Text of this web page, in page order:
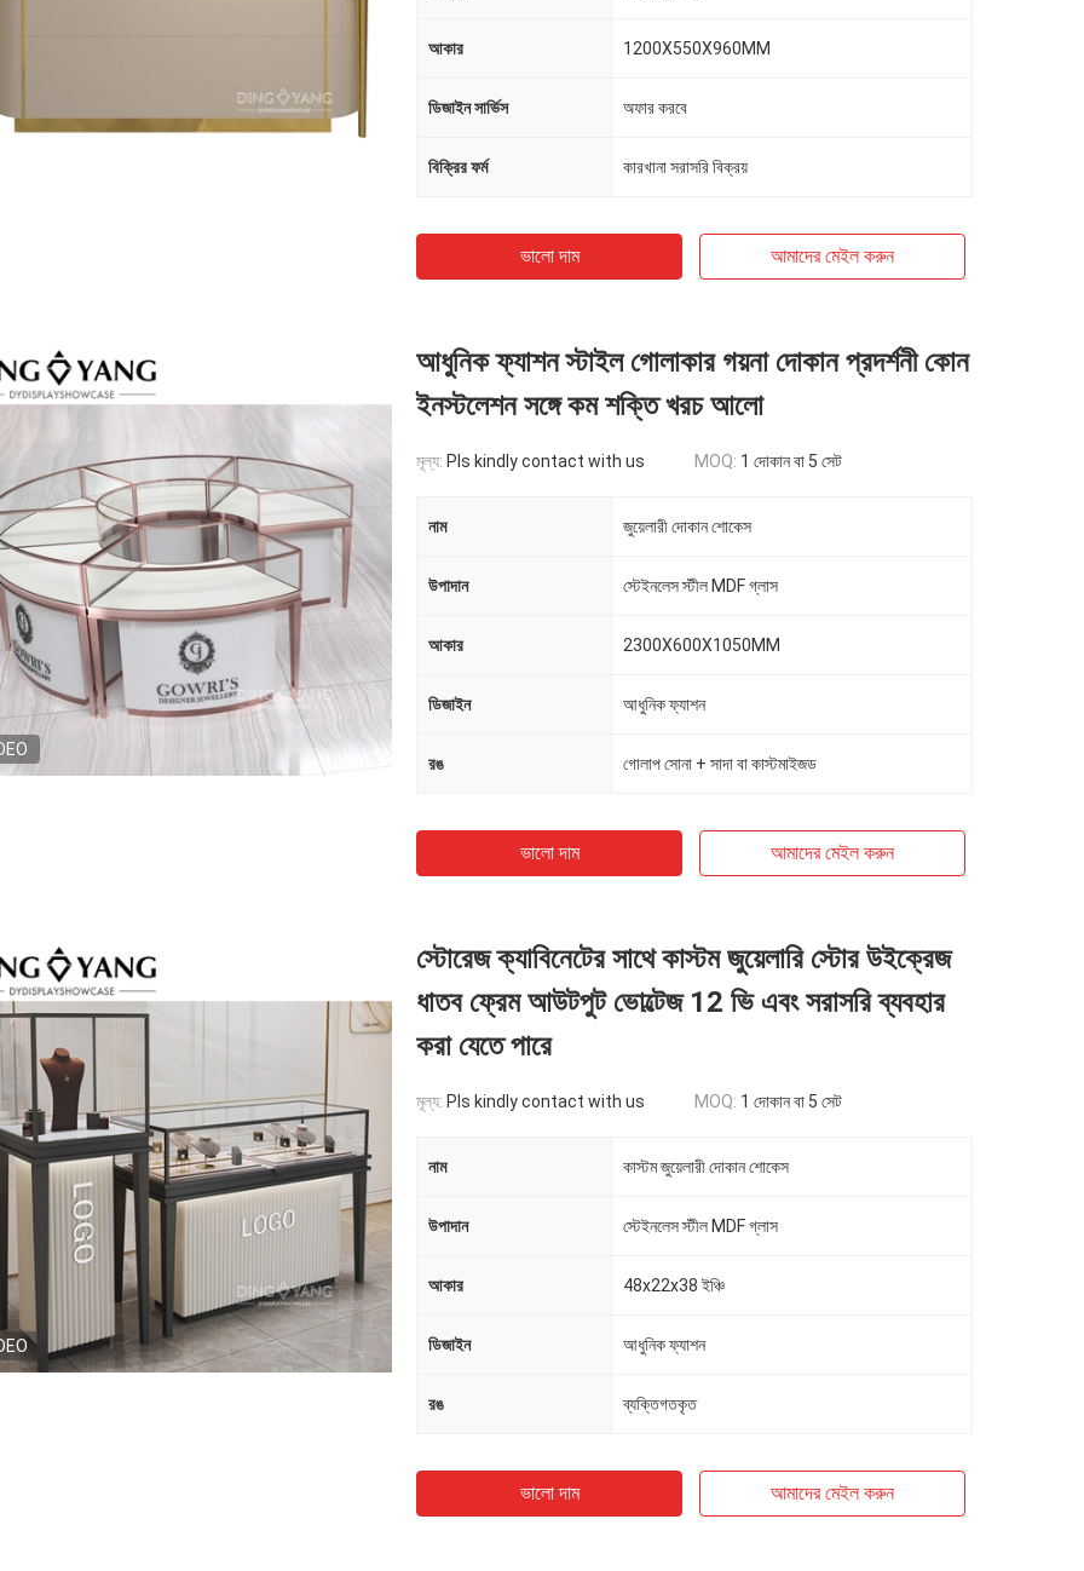
আকার 1200X550X960MM
ডিজাইন সার্ভিস অফার করবে
বিক্রির ফর্ম কারখানা সরাসরি বিক্রয়
ভালো দাম আমাদের মেইল ​​করুন
আধুনিক ফ্যাশন স্টাইল গোলাকার গয়না দোকান প্রদর্শনী কোন
ইনস্টলেশন সঙ্গে কম শক্তি খরচ আলো
মূল্য: Pls kindly contact with us MOQ: 1 দোকান বা 5 সেট
নাম জুয়েলারী দোকান শোকেস
উপাদান স্টেইনলেস স্টীল MDF গ্লাস
আকার 2300X600X1050MM
ডিজাইন আধুনিক ফ্যাশন
রঙ গোলাপ সোনা + সাদা বা কাস্টমাইজড
ভালো দাম আমাদের মেইল ​​করুন
স্টোরেজ ক্যাবিনেটের সাথে কাস্টম জুয়েলারি স্টোর উইক্রেজ
ধাতব ফ্রেম আউটপুট ভোল্টেজ 12 ভি এবং সরাসরি ব্যবহার
করা যেতে পারে
মূল্য: Pls kindly contact with us MOQ: 1 দোকান বা 5 সেট
নাম কাস্টম জুয়েলারী দোকান শোকেস
উপাদান স্টেইনলেস স্টীল MDF গ্লাস
আকার 48x22x38 ইঞ্চি
ডিজাইন আধুনিক ফ্যাশন
রঙ ব্যক্তিগতকৃত
ভালো দাম আমাদের মেইল ​​করুন